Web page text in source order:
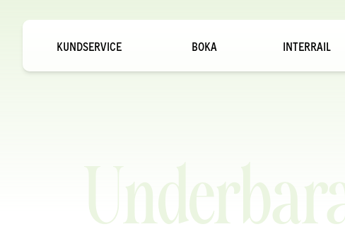
KUNDSERVICE BOKA INTERRAIL